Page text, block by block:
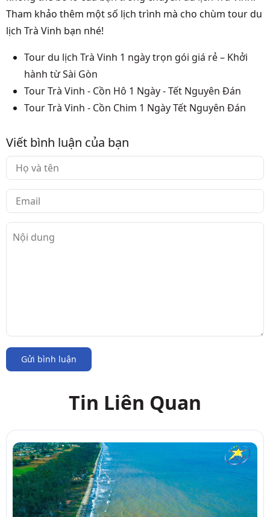
Tham khảo thêm một số lịch trình mà cho chùm tour du
lịch Trà Vinh bạn nhé!
Tour du lịch Trà Vinh 1 ngày trọn gói giá rẻ – Khởi
hành từ Sài Gòn
Tour Trà Vinh - Cồn Hô 1 Ngày - Tết Nguyên Đán
Tour Trà Vinh - Cồn Chim 1 Ngày Tết Nguyên Đán
Viết bình luận của bạn
Gửi bình luận
Tin Liên Quan